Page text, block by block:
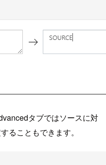
タブではソースに対
ることもできます。